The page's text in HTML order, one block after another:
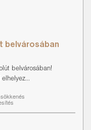
belvárosában
belvárosában!